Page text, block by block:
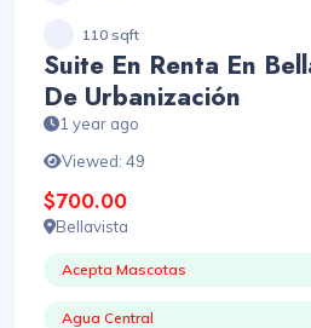
110 sqft
Suite En Renta En
De Urbanización
1 year ago
Viewed: 49
$700.00
Bellavista
Acepta Mascotas
Agua Central